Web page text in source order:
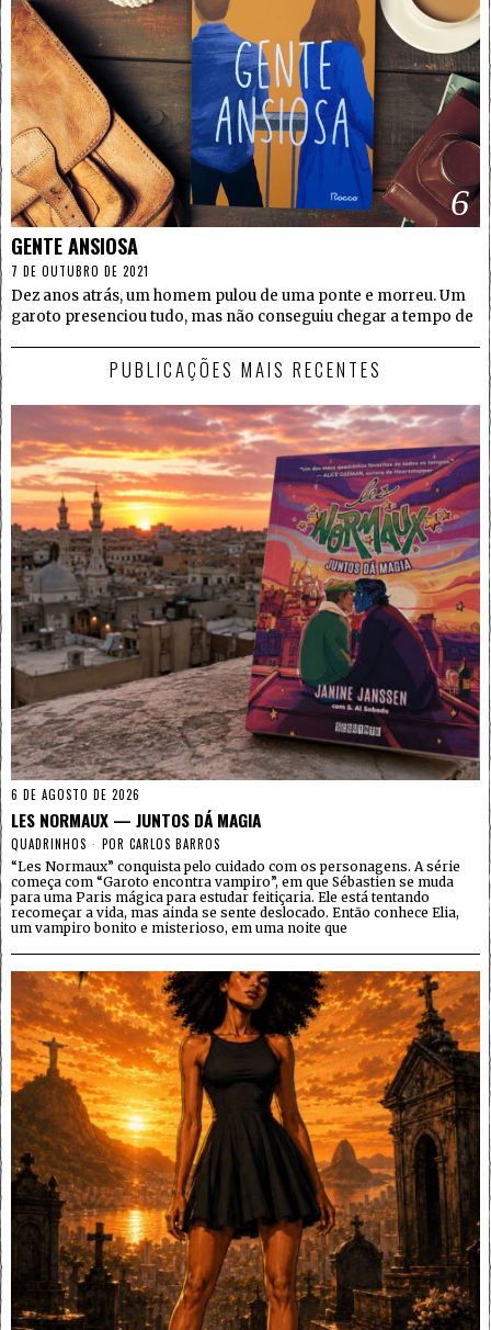
6
GENTE ANSIOSA
7 DE OUTUBRO DE 2021
Dez anos atrás, um homem pulou de uma ponte e morreu. Um
garoto presenciou tudo, mas não conseguiu chegar a tempo de
PUBLICAÇÕES MAIS RECENTES
6 DE AGOSTO DE 2026
LES NORMAUX — JUNTOS DÁ MAGIA
QUADRINHOS POR CARLOS BARROS
“Les Normaux” conquista pelo cuidado com os personagens. A série
começa com “Garoto encontra vampiro”, em que Sébastien se muda
para uma Paris mágica para estudar feitiçaria. Ele está tentando
recomeçar a vida, mas ainda se sente deslocado. Então conhece Elia,
um vampiro bonito e misterioso, em uma noite que